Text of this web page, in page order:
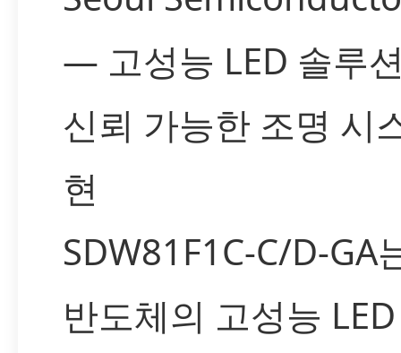
— 고성능 LED 솔루
신뢰 가능한 조명 시
현
SDW81F1C-C/D-GA
반도체의 고성능